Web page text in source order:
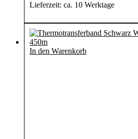
Lieferzeit: ca. 10 Werktage
In den Warenkorb